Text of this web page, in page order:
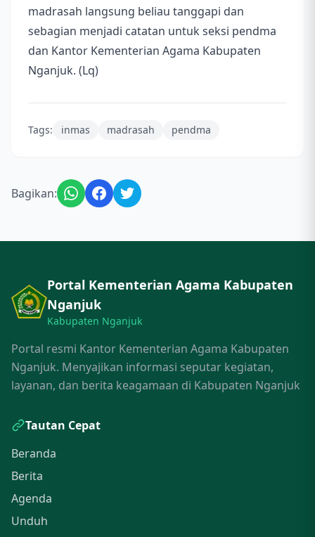
madrasah langsung beliau tanggapi dan
sebagian menjadi catatan untuk seksi pendma
dan Kantor Kementerian Agama Kabupaten
Nganjuk. (Lq)
Tags: inmas madrasah pendma
Bagikan:
Portal Kementerian Agama Kabupaten
Nganjuk
Kabupaten Nganjuk
Portal resmi Kantor Kementerian Agama Kabupaten
Nganjuk. Menyajikan informasi seputar kegiatan,
layanan, dan berita keagamaan di Kabupaten Nganjuk
Tautan Cepat
Beranda
Berita
Agenda
Unduh